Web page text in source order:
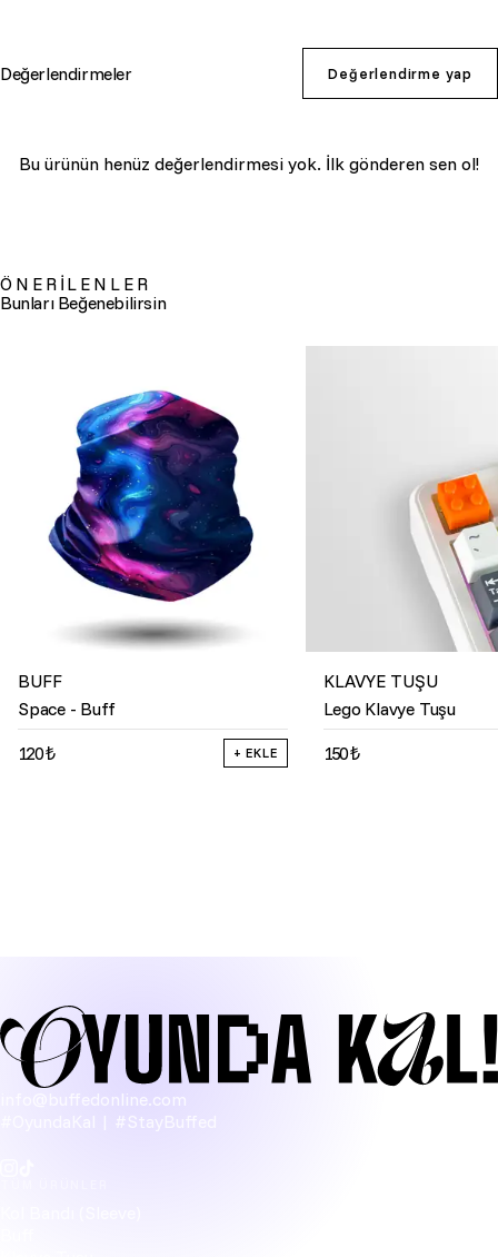
Değerlendirmeler Değerlendirme yap
Bu ürünün henüz değerlendirmesi yok. İlk gönderen sen ol!
ÖNERİLENLER
Bunları Beğenebilirsin
BUFF
Space - Buff
120 ₺ + EKLE
KLAVYE TUŞU
Lego Klavye Tuşu
150 ₺
info@buffedonline.com
#OyundaKal | #StayBuffed